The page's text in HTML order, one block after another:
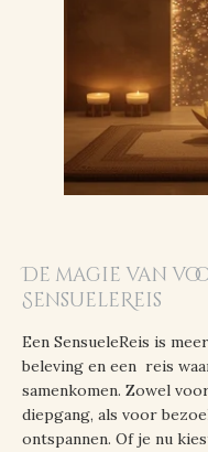
De magie van
SensueleReis
Een SensueleReis is
beleving en een reis
samenkomen. Zowel
diepgang, als voor
ontspannen. Of je nu